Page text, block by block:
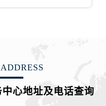
山西省阳泉市郊区平阳东街与新城大道交叉口浪琴售后服务中心（需提前预约）
心地址及电话查询